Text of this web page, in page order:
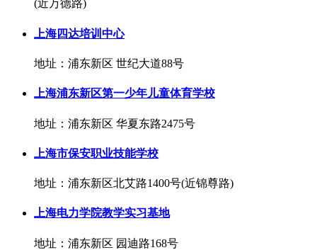
(近万德路)
上海四达培训中心
地址：浦东新区 世纪大道88号
上海浦东新区第一少年儿童体育学校
地址：浦东新区 华夏东路2475号
上海市保安职业技能学校
地址：浦东新区北艾路1400号(近锦尊路)
上海电力学院教学实习基地
地址：浦东新区 园迪路168号